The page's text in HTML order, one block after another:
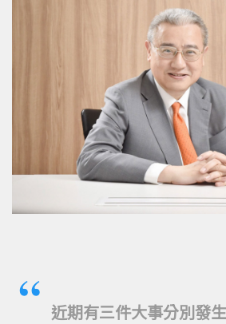
近期有三件大事分別發